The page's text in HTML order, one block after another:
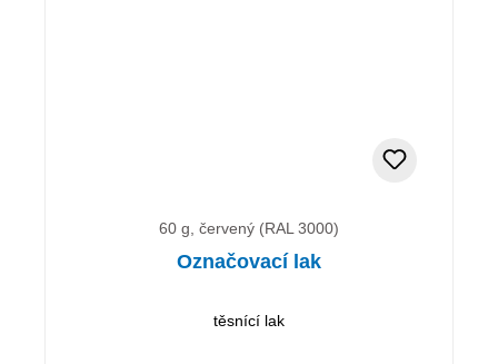
60 g, červený (RAL 3000)
Označovací lak
těsnící lak